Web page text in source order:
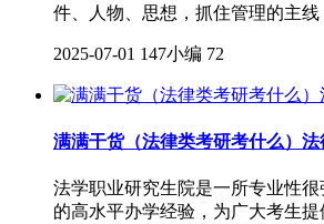
件、人物、思想，抓住管理的主
2025-07-01 147小编 72
满满干货（法律类考研考什么）
法学职业研究生院是一所专业性
的高水平办学经验，为广大考生